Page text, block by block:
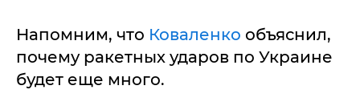
Напомним, что Коваленко объяснил,
почему ракетных ударов по Украине
будет еще много.